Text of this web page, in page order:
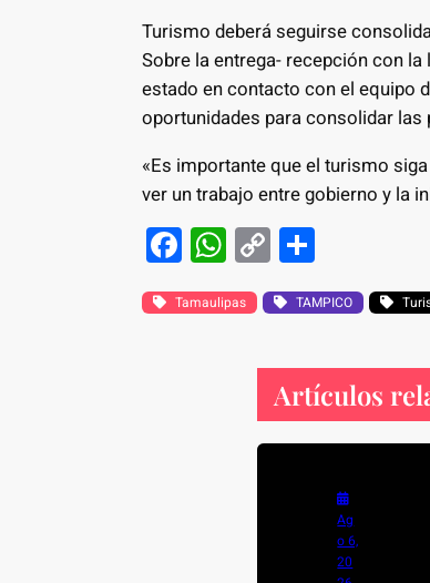
Turismo deberá seguirse
Sobre la entrega- recepción con
estado en contacto con el equipo
oportunidades para consolidar
«Es importante que el turismo
ver un trabajo entre gobierno y la
F
a
c
W
h
at
C
o
p
Li
n
k
h
ar
Tamaulipas TAMPICO
Artículos
Ag
o 6,
20